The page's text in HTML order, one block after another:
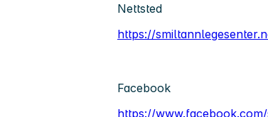
Nettsted
https://
Facebook
https://